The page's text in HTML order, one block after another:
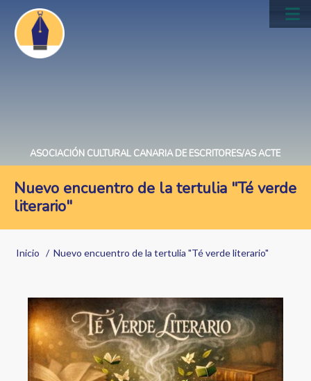
Pasar
contenido
principal
ASOCIACIÓN CULTURAL CANARIA DE ESCRITORES/AS ACTE
Nuevo encuentro de la tertulia "Té verde
literario"
Sobrescribir
de
ayuda
a
la
navegación
Inicio Nuevo encuentro de la tertulia "Té verde literario"
Image